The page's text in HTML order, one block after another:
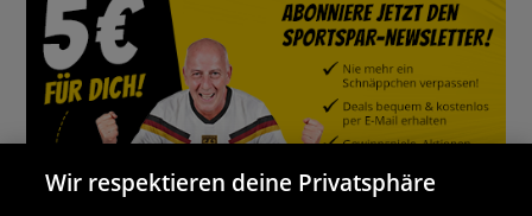
Wir respektieren deine Privatsphäre